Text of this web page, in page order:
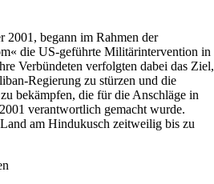
2001, begann im Rahmen der
die US-geführte Militärintervention in
Verbündeten verfolgten dabei das Ziel,
Regierung zu stürzen und die
bekämpfen, die für die Anschläge in
verantwortlich gemacht wurde.
am Hindukusch zeitweilig bis zu